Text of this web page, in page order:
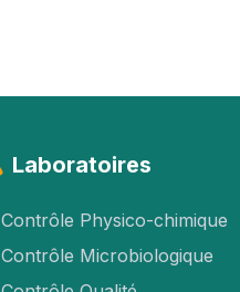
Laboratoires
Contrôle Physico-chimique
Contrôle Microbiologique